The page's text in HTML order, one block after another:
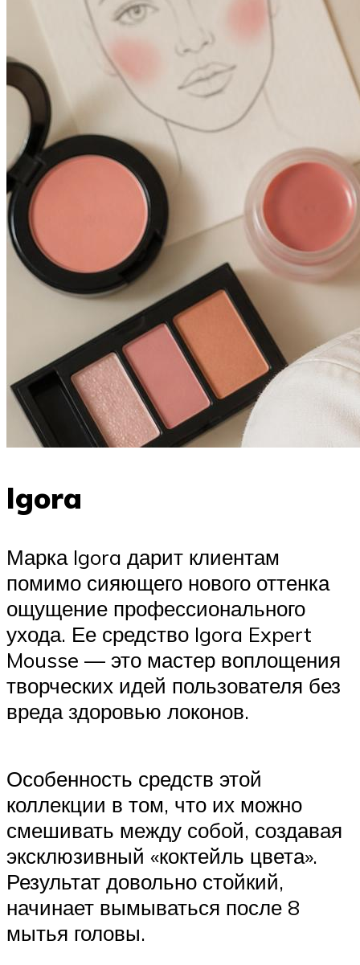
Igora
Марка Igora дарит клиентам
помимо сияющего нового оттенка
ощущение профессионального
ухода. Ее средство Igora Expert
Mousse — это мастер воплощения
творческих идей пользователя без
вреда здоровью локонов.
Особенность средств этой
коллекции в том, что их можно
смешивать между собой, создавая
эксклюзивный «коктейль цвета».
Результат довольно стойкий,
начинает вымываться после 8
мытья головы.